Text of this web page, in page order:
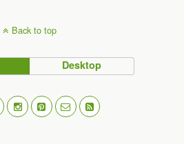
Back to top
Desktop